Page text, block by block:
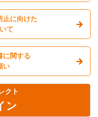
止に向けた
て
に関する
い
クト
ン